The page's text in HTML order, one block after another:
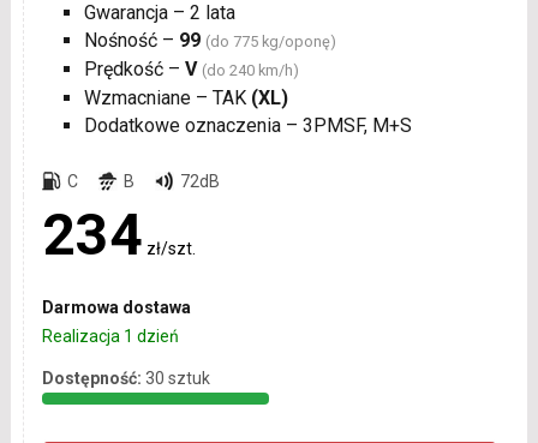
Gwarancja – 2 lata
Nośność – 99 (do 775 kg/oponę)
Prędkość – V (do 240 km/h)
Wzmacniane – TAK (XL)
Dodatkowe oznaczenia – 3PMSF, M+S
C B 72dB
234 zł/szt.
Darmowa dostawa
Realizacja 1 dzień
Dostępność: 30 sztuk